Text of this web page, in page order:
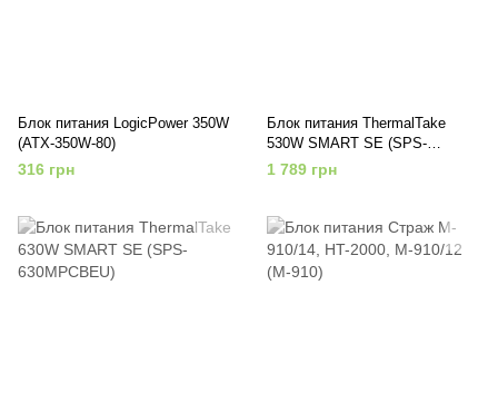
Блок питания LogicPower 350W
(ATX-350W-80)
316 грн
Блок питания ThermalTake
530W SMART SE (SPS-
530MPCBEU)
1 789 грн